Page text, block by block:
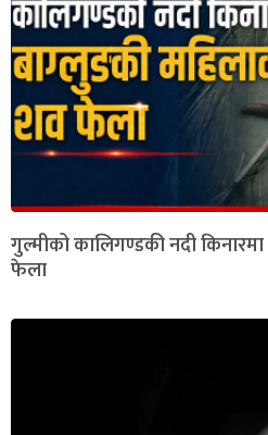
गुल्मीको कालिगण्डकी नदी
फेला